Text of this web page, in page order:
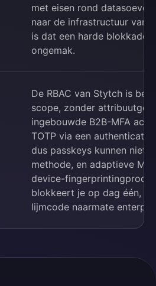
met eisen rond
naar de infrastructuur van
is dat een harde blokkade
ongemak.
De RBAC van Stytch is
scope, zonder
ingebouwde B2B-MFA
TOTP via een
dus passkeys kunnen niet
methode, en adaptieve
device-
blokkeert je op dag één,
lijmcode naarmate